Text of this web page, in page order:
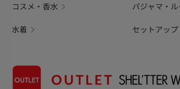
コスメ・香水 パジャマ・
水着 セットアップ